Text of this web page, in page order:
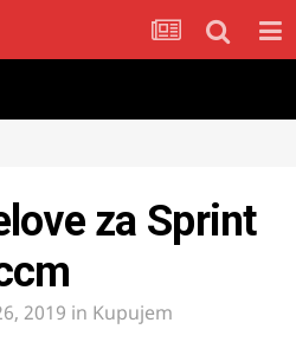
za Sprint
2019 in Kupujem